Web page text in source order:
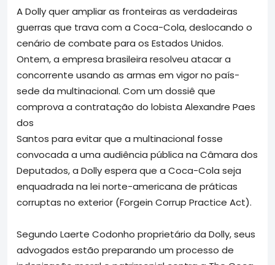
A Dolly quer ampliar as fronteiras as verdadeiras
guerras que trava com a Coca-Cola, deslocando o
cenário de combate para os Estados Unidos.
Ontem, a empresa brasileira resolveu atacar a
concorrente usando as armas em vigor no país-
sede da multinacional. Com um dossiê que
comprova a contratação do lobista Alexandre Paes
dos
Santos para evitar que a multinacional fosse
convocada a uma audiência pública na Câmara dos
Deputados, a Dolly espera que a Coca-Cola seja
enquadrada na lei norte-americana de práticas
corruptas no exterior (Forgein Corrup Practice Act).
Segundo Laerte Codonho proprietário da Dolly, seus
advogados estão preparando um processo de